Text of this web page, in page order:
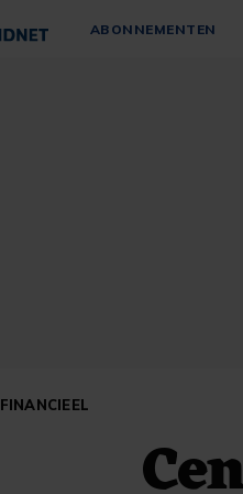
ABONNEMENTEN
FINANCIEEL